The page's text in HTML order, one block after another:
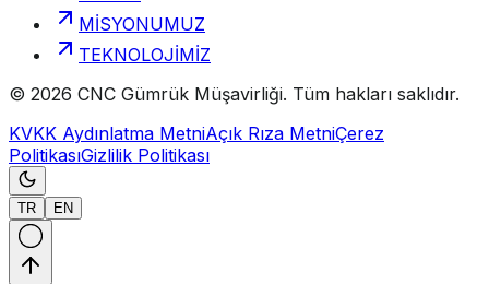
MİSYONUMUZ
TEKNOLOJİMİZ
© 2026 CNC Gümrük Müşavirliği. Tüm hakları saklıdır.
KVKK Aydınlatma MetniAçık Rıza MetniÇerez
PolitikasıGizlilik Politikası
TR EN